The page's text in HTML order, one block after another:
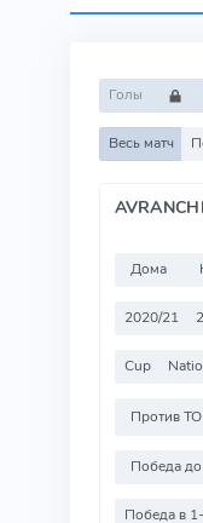
Голы
Весь матч
Дома
2020/21
Cup
Против
Победа
Победа в